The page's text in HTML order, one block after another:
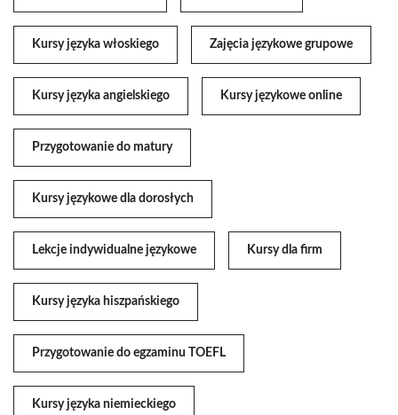
Kursy języka włoskiego Zajęcia językowe grupowe
Kursy języka angielskiego Kursy językowe online
Przygotowanie do matury
Kursy językowe dla dorosłych
Lekcje indywidualne językowe Kursy dla firm
Kursy języka hiszpańskiego
Przygotowanie do egzaminu TOEFL
Kursy języka niemieckiego